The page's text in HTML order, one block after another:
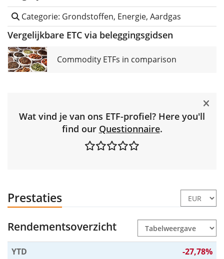
Categorie: Grondstoffen, Energie, Aardgas
Vergelijkbare ETC via beleggingsgidsen
Commodity ETFs in comparison
Wat vind je van ons ETF-profiel? Here you'll
find our Questionnaire.
Prestaties
Rendementsoverzicht
YTD
-27,78%